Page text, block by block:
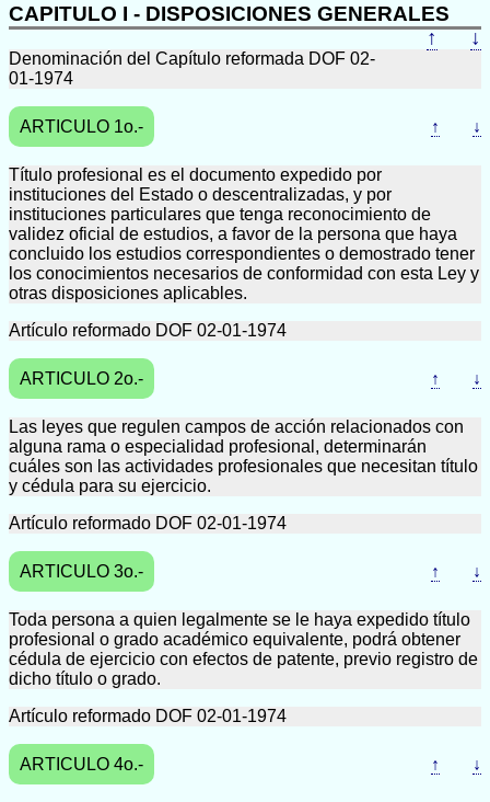
CAPITULO I - DISPOSICIONES GENERALES
↑
↓
Denominación del Capítulo reformada DOF 02-
01-1974
ARTICULO 1o.- ↑ ↓
Título profesional es el documento expedido por
instituciones del Estado o descentralizadas, y por
instituciones particulares que tenga reconocimiento de
validez oficial de estudios, a favor de la persona que haya
concluido los estudios correspondientes o demostrado tener
los conocimientos necesarios de conformidad con esta Ley y
otras disposiciones aplicables.
Artículo reformado DOF 02-01-1974
ARTICULO 2o.- ↑ ↓
Las leyes que regulen campos de acción relacionados con
alguna rama o especialidad profesional, determinarán
cuáles son las actividades profesionales que necesitan título
y cédula para su ejercicio.
Artículo reformado DOF 02-01-1974
ARTICULO 3o.- ↑ ↓
Toda persona a quien legalmente se le haya expedido título
profesional o grado académico equivalente, podrá obtener
cédula de ejercicio con efectos de patente, previo registro de
dicho título o grado.
Artículo reformado DOF 02-01-1974
ARTICULO 4o.- ↑ ↓